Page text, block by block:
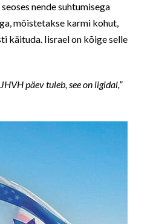
nende suhtumisega
mõistetakse karmi kohut,
käituda. Iisrael on kõige selle
päev tuleb, see on ligidal,”